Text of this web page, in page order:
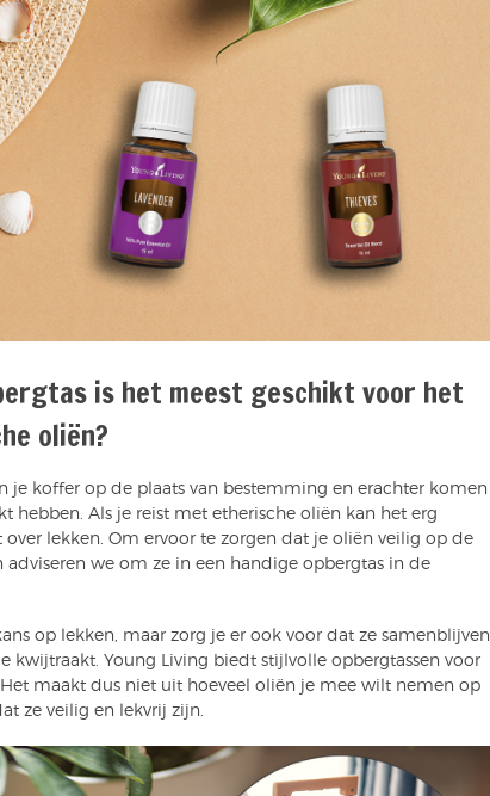
is het meest geschikt voor het
oliën?
je koffer op de plaats van bestemming en erachter komen
hebben. Als je reist met etherische oliën kan het erg
over lekken. Om ervoor te zorgen dat je oliën veilig op de
we om ze in een handige opbergtas in de
op lekken, maar zorg je er ook voor dat ze samenblijven
kwijtraakt. Young Living biedt stijlvolle opbergtassen voor
maakt dus niet uit hoeveel oliën je mee wilt nemen op
ze veilig en lekvrij zijn.